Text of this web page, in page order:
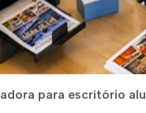
para escritório